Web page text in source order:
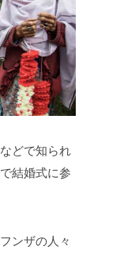
どで知られ
結婚式に参
ンザの人々